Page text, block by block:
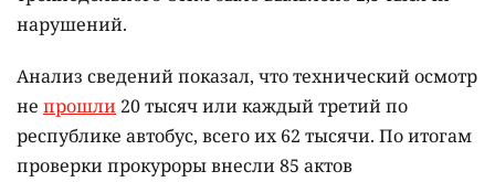
нарушений.
Анализ сведений показал, что технический осмотр
не прошли 20 тысяч или каждый третий по
республике автобус, всего их 62 тысячи. По итогам
проверки прокуроры внесли 85 актов